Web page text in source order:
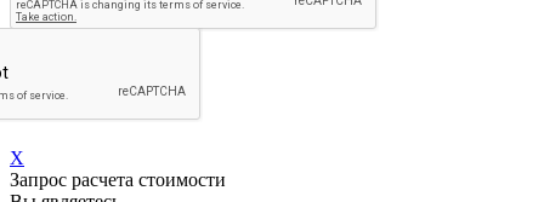
X
Запрос расчета стоимости